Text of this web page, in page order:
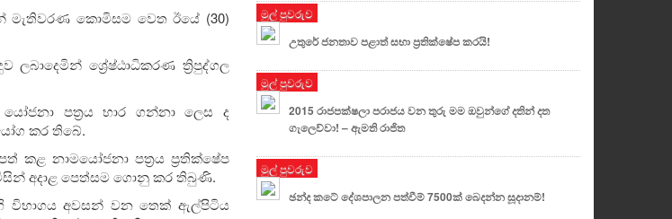
මැතිවරණ කොමිසම වෙත ඊයේ (30)
ශ්‍රේෂ්ඨාධිකරණ ත්‍රිපුද්ගල
පත්‍රය භාර ගන්නා ලෙස ද
කර තිබේ.
කළ නාමයෝජනා පත්‍රය ප්‍රතික්ෂේප
අදාළ පෙත්සම ගොනු කර තිබුණි.
විභාගය අවසන් වන තෙක් ඇල්පිටිය
මුල් පුවරුව
උතුරේ ජනතාව පළාත් සභා ප්‍රතික්ෂේප කරයි!
මුල් පුවරුව
2015 රාජපක්ෂලා පරාජය වන තුරු මම ඔවුන්ගේ දතින් දත
ගැලෙව්වා! – ඇමති රාජිත
මුල් පුවරුව
ඡන්ද කටේ දේශපාලන පත්වීම් 7500ක් බෙදන්න සූදානම්!